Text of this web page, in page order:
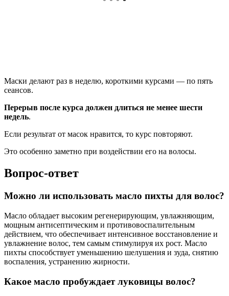
Маски делают раз в неделю, короткими курсами — по пять
сеансов.
Перерыв после курса должен длиться не менее шести
недель.
Если результат от масок нравится, то курс повторяют.
Это особенно заметно при воздействии его на волосы.
Вопрос-ответ
Можно ли использовать масло пихты для волос?
Масло обладает высоким регенерирующим, увлажняющим,
мощным антисептическим и противовоспалительным
действием, что обеспечивает интенсивное восстановление и
увлажнение волос, тем самым стимулируя их рост. Масло
пихты способствует уменьшению шелушения и зуда, снятию
воспаления, устранению жирности.
Какое масло пробуждает луковицы волос?